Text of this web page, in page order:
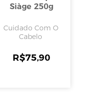
Siàge 250g
Cuidado Com O
Cabelo
R$75,90